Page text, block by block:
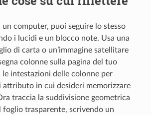
computer, puoi seguire lo stesso
i lucidi e un blocco note. Usa una
di carta o un’immagine satellitare
colonne sulla pagina del tuo
le intestazioni delle colonne per
attributo in cui desideri memorizzare
traccia la suddivisione geometrica
foglio trasparente, scrivendo un